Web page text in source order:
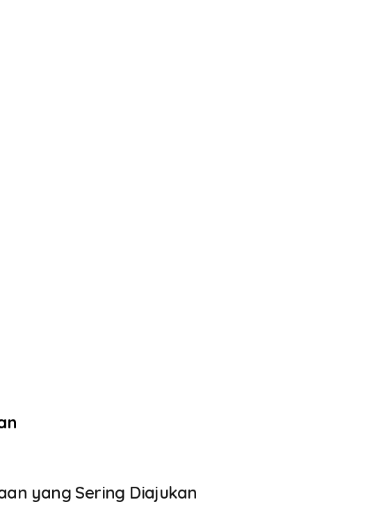
yang Sering Diajukan